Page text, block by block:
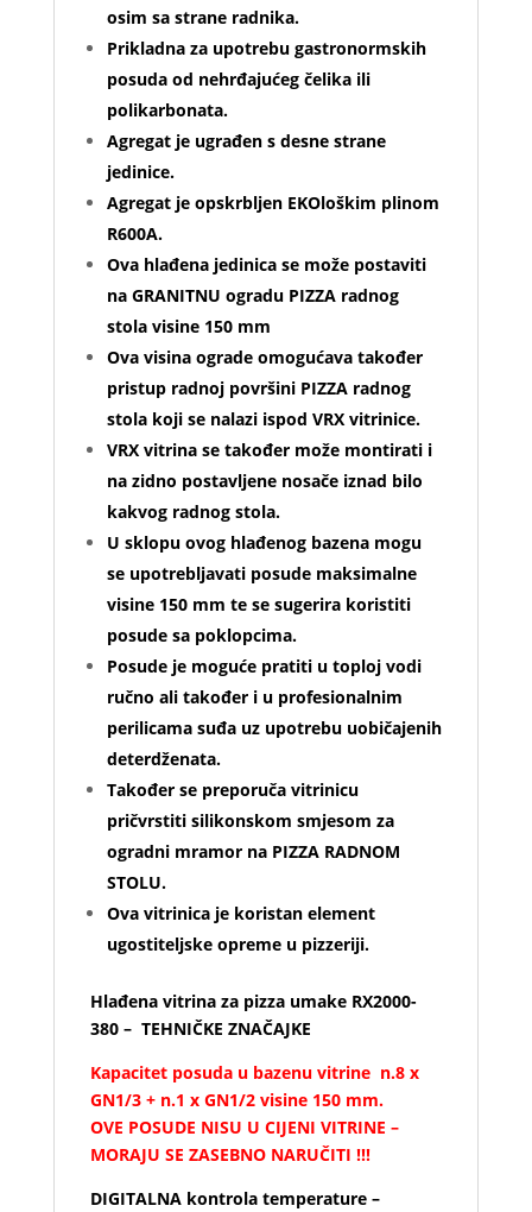
osim sa strane radnika.
Prikladna za upotrebu gastronormskih
posuda od nehrđajućeg čelika ili
polikarbonata.
Agregat je ugrađen s desne strane
jedinice.
Agregat je opskrbljen EKOloškim plinom
R600A.
Ova hlađena jedinica se može postaviti
na GRANITNU ogradu PIZZA radnog
stola visine 150 mm
Ova visina ograde omogućava također
pristup radnoj površini PIZZA radnog
stola koji se nalazi ispod VRX vitrinice.
VRX vitrina se također može montirati i
na zidno postavljene nosače iznad bilo
kakvog radnog stola.
U sklopu ovog hlađenog bazena mogu
se upotrebljavati posude maksimalne
visine 150 mm te se sugerira koristiti
posude sa poklopcima.
Posude je moguće pratiti u toploj vodi
ručno ali također i u profesionalnim
perilicama suđa uz upotrebu uobičajenih
deterdženata.
Također se preporuča vitrinicu
pričvrstiti silikonskom smjesom za
ogradni mramor na PIZZA RADNOM
STOLU.
Ova vitrinica je koristan element
ugostiteljske opreme u pizzeriji.
Hlađena vitrina za pizza umake RX2000-
380 – TEHNIČKE ZNAČAJKE
Kapacitet posuda u bazenu vitrine n.8 x
GN1/3 + n.1 x GN1/2visine 150 mm.
OVE POSUDE NISU U CIJENI VITRINE –
MORAJU SE ZASEBNO NARUČITI !!!
DIGITALNA kontrola temperature –